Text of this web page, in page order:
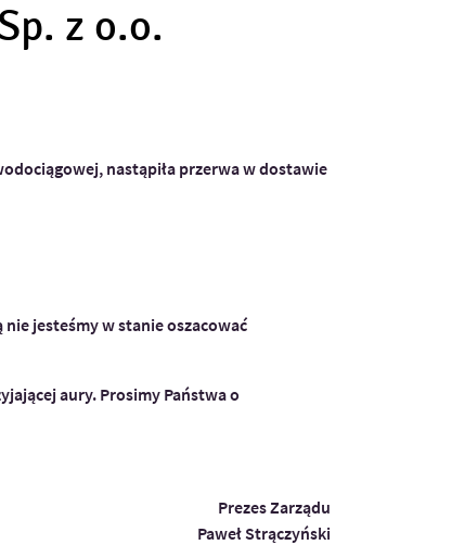
z o.o.
nastąpiła przerwa w dostawie
jesteśmy w stanie oszacować
aury. Prosimy Państwa o
Prezes Zarządu
Paweł Strączyński